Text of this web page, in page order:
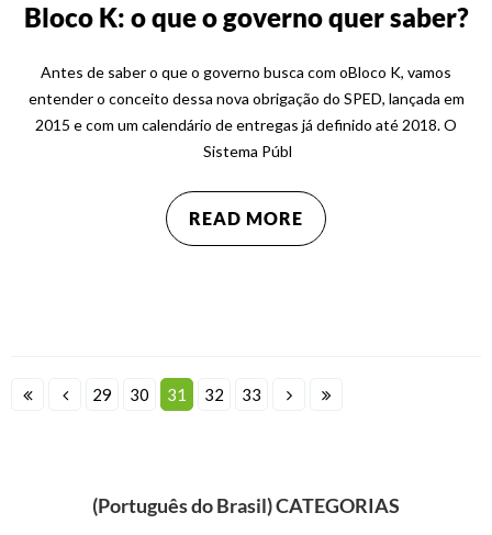
Bloco K: o que o governo quer saber?
Antes de saber o que o governo busca com oBloco K, vamos
entender o conceito dessa nova obrigação do SPED, lançada em
2015 e com um calendário de entregas já definido até 2018. O
Sistema Públ
READ MORE
29 30 31 32 33
(Português do Brasil) CATEGORIAS